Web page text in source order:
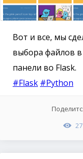
Вот и все, мы
выбора файлов
панели во Flask.
#Flask #Python